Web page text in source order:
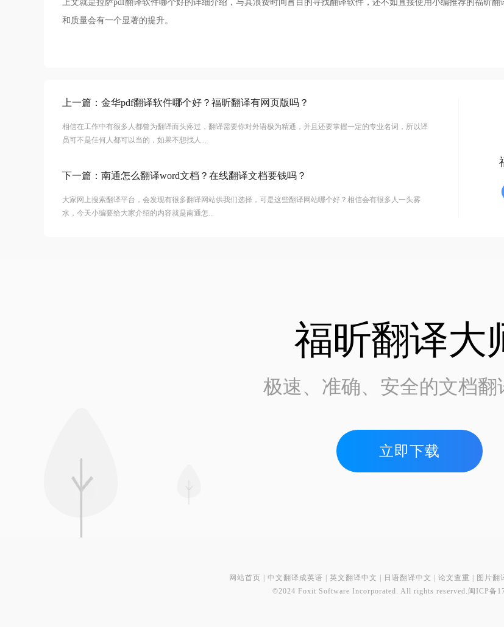
上文就是拉萨pdf翻译软件哪个好的详细介绍，与其浪费时间盲目的寻找翻译软件，还不如直接使用小编推荐的福昕翻
和质量会有一个显著的提升。
上一篇： 金华pdf翻译软件哪个好？福昕翻译有网页版吗？
相信在工作中有很多人都曾为翻译而头疼过，翻译需要你对外语极为精通，并且还要掌握一定的专业名词，所以译
员可不是任何人都可以当的，如果不想找人...
下一篇： 南通怎么翻译word文档？在线翻译文档要钱吗？
大家网上搜索翻译平台，会发现有很多翻译网站供我们选择，可是这些翻译网站哪个好？相信会有很多人一头雾
水，今天小编要给大家介绍的内容就是南通怎...
福昕翻译大
极速、准确、安全的文档翻
立即下载
网站首页 中文翻译成英语 英文翻译中文 日语翻译中文 论文查重 图片翻
©2024 Foxit Software Incorporated. All rights reserved. 闽ICP备